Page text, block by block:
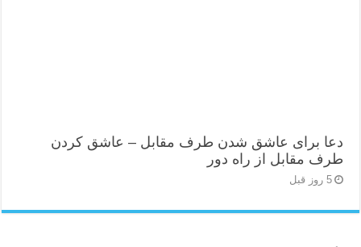
دعا برای عاشق شدن طرف مقابل – عاشق کردن
طرف مقابل از راه دور
5 روز قبل